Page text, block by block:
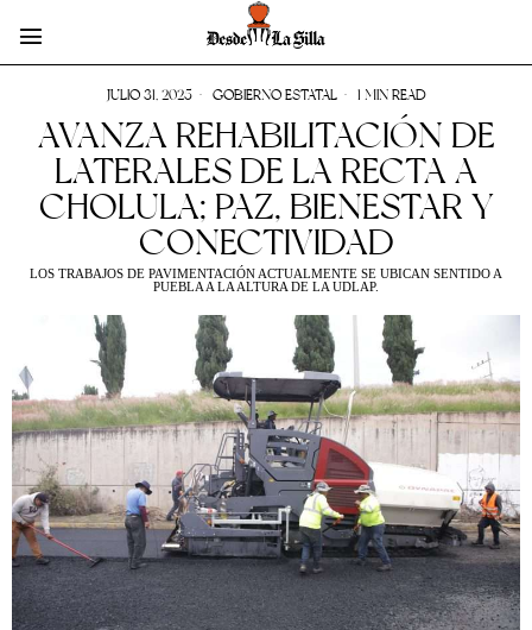
JULIO 31, 2025 GOBIERNO ESTATAL 1 MIN READ
AVANZA REHABILITACIÓN DE
LATERALES DE LA RECTA A
CHOLULA; PAZ, BIENESTAR Y
CONECTIVIDAD
LOS TRABAJOS DE PAVIMENTACIÓN ACTUALMENTE SE UBICAN SENTIDO A
PUEBLA A LA ALTURA DE LA UDLAP.